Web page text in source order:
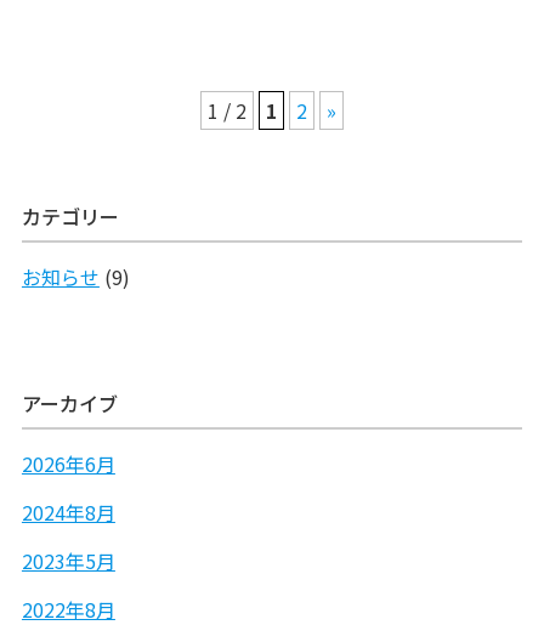
1 / 2 1 2 »
カテゴリー
お知らせ (9)
アーカイブ
2026年6月
2024年8月
2023年5月
2022年8月